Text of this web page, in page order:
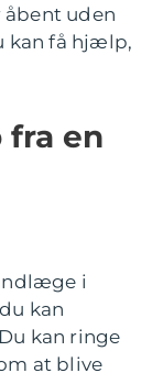
uden
kan få hjælp,
en
i
kan
kan ringe
at blive